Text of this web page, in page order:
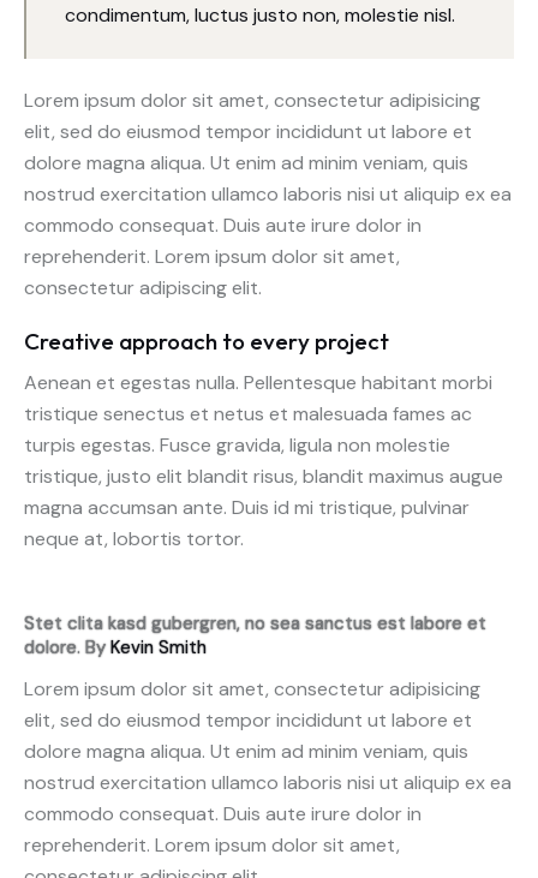
condimentum, luctus justo non, molestie nisl.
Lorem ipsum dolor sit amet, consectetur adipisicing
elit, sed do eiusmod tempor incididunt ut labore et
dolore magna aliqua. Ut enim ad minim veniam, quis
nostrud exercitation ullamco laboris nisi ut aliquip ex ea
commodo consequat. Duis aute irure dolor in
reprehenderit. Lorem ipsum dolor sit amet,
consectetur adipiscing elit.
Creative approach to every project
Aenean et egestas nulla. Pellentesque habitant morbi
tristique senectus et netus et malesuada fames ac
turpis egestas. Fusce gravida, ligula non molestie
tristique, justo elit blandit risus, blandit maximus augue
magna accumsan ante. Duis id mi tristique, pulvinar
neque at, lobortis tortor.
Stet clita kasd gubergren, no sea sanctus est labore et
dolore. ByKevin Smith
Lorem ipsum dolor sit amet, consectetur adipisicing
elit, sed do eiusmod tempor incididunt ut labore et
dolore magna aliqua. Ut enim ad minim veniam, quis
nostrud exercitation ullamco laboris nisi ut aliquip ex ea
commodo consequat. Duis aute irure dolor in
reprehenderit. Lorem ipsum dolor sit amet,